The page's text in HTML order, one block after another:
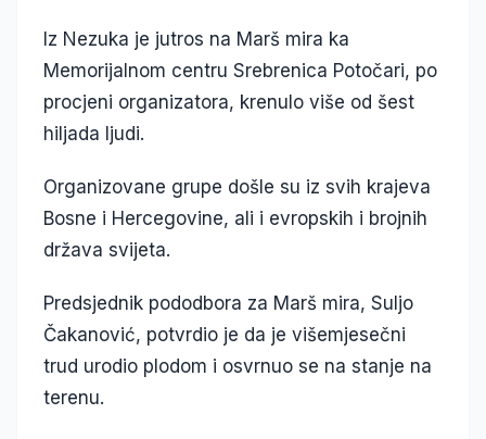
Iz Nezuka je jutros na Marš mira ka
Memorijalnom centru Srebrenica Potočari, po
procjeni organizatora, krenulo više od šest
hiljada ljudi.
Organizovane grupe došle su iz svih krajeva
Bosne i Hercegovine, ali i evropskih i brojnih
država svijeta.
Predsjednik pododbora za Marš mira, Suljo
Čakanović, potvrdio je da je višemjesečni
trud urodio plodom i osvrnuo se na stanje na
terenu.